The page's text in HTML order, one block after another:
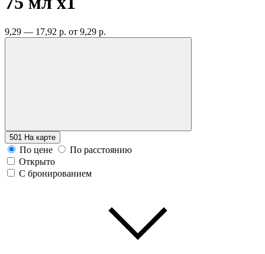
9,29 — 17,92 р. от 9,29 р.
501 На карте
По цене
По расстоянию
Открыто
С бронированием